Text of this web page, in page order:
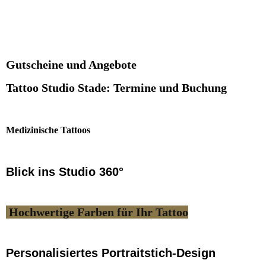
Gutscheine und Angebote
Tattoo Studio Stade: Termine und Buchung
Medizinische Tattoos
Blick ins Studio 360°
Hochwertige Farben für Ihr Tattoo
Personalisiertes Portraitstich-Design